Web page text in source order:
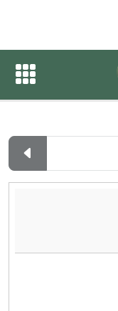
ปฏิทินกิจก
ปฏิทินกิจกรรมข